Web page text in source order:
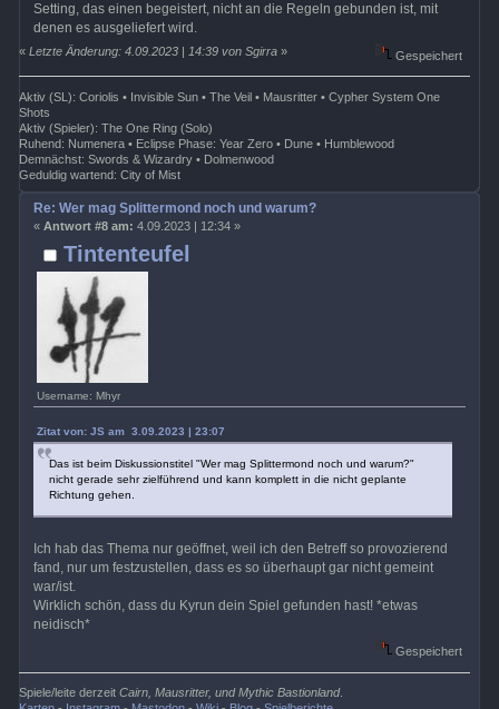
Setting, das einen begeistert, nicht an die Regeln gebunden ist, mit
denen es ausgeliefert wird.
«Letzte Änderung: 4.09.2023 | 14:39 von Sgirra » Gespeichert
Aktiv (SL): Coriolis • Invisible Sun • The Veil • Mausritter • Cypher System One
Shots
Aktiv (Spieler): The One Ring (Solo)
Ruhend: Numenera • Eclipse Phase: Year Zero • Dune • Humblewood
Demnächst: Swords & Wizardry • Dolmenwood
Geduldig wartend: City of Mist
Tintenteufel
Username: Mhyr
Re: Wer mag Splittermond noch und warum?
« Antwort #8 am: 4.09.2023 | 12:34 »
Zitat von: JS am 3.09.2023 | 23:07
Das ist beim Diskussionstitel "Wer mag Splittermond noch und warum?"
nicht gerade sehr zielführend und kann komplett in die nicht geplante
Richtung gehen.
Ich hab das Thema nur geöffnet, weil ich den Betreff so provozierend
fand, nur um festzustellen, dass es so überhaupt gar nicht gemeint
war/ist.
Wirklich schön, dass du Kyrun dein Spiel gefunden hast! *etwas
neidisch*
Gespeichert
Spiele/leite derzeitCairn, Mausritter, und Mythic Bastionland.